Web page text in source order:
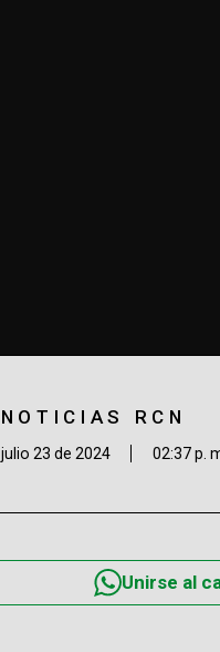
NOTICIAS RCN
julio 23 de 2024 02:37 p.
Unirse al